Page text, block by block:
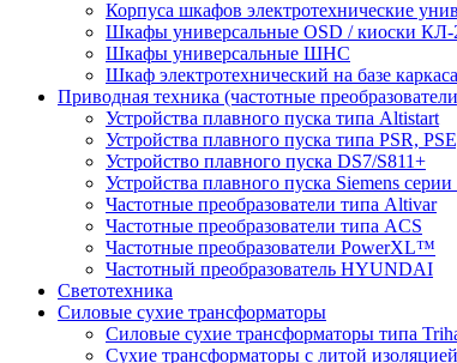
Корпуса шкафов электротехнические
Шкафы универсальные OSD / киоски
Шкафы универсальные ШНС
Шкаф электротехнический на базе
Приводная техника (частотные
Устройства плавного пуска типа Altistart
Устройства плавного пуска типа PSR,
Устройство плавного пуска DS7/S811+
Устройства плавного пуска Siemens
Частотные преобразователи типа Altivar
Частотные преобразователи типа ACS
Частотные преобразователи PowerXL™
Частотный преобразователь HYUNDAI
Светотехника
Силовые сухие трансформаторы
Силовые сухие трансформаторы типа
Сухие трансформаторы с литой